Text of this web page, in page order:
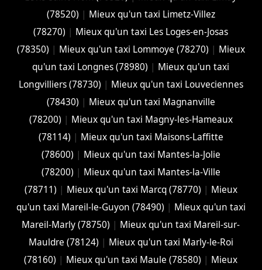
(78520) | Mieux qu'un taxi Limetz-Villez
(78270) | Mieux qu'un taxi Les Loges-en-Josas
(78350) | Mieux qu'un taxi Lommoye (78270) | Mieux
qu'un taxi Longnes (78980) | Mieux qu'un taxi
Longvilliers (78730) | Mieux qu'un taxi Louveciennes
(78430) | Mieux qu'un taxi Magnanville
(78200) | Mieux qu'un taxi Magny-les-Hameaux
(78114) | Mieux qu'un taxi Maisons-Laffitte
(78600) | Mieux qu'un taxi Mantes-la-Jolie
(78200) | Mieux qu'un taxi Mantes-la-Ville
(78711) | Mieux qu'un taxi Marcq (78770) | Mieux
qu'un taxi Mareil-le-Guyon (78490) | Mieux qu'un taxi
Mareil-Marly (78750) | Mieux qu'un taxi Mareil-sur-
Mauldre (78124) | Mieux qu'un taxi Marly-le-Roi
(78160) | Mieux qu'un taxi Maule (78580) | Mieux